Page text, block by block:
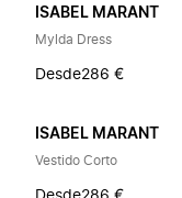
ISABEL MARANT
Mylda Dress
Desde286 €
ISABEL MARANT
Vestido Corto